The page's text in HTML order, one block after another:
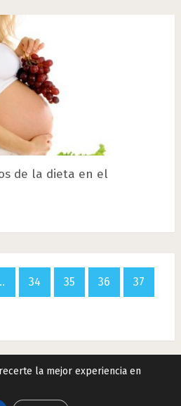
de la dieta en el
34 35 36 37
Copyright © 2026.
la mejor experiencia en